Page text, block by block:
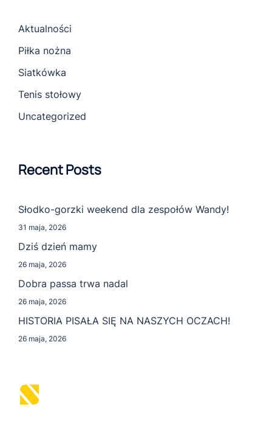
Aktualności
Piłka nożna
Siatkówka
Tenis stołowy
Uncategorized
Recent Posts
Słodko-gorzki weekend dla zespołów Wandy!
31 maja, 2026
Dziś dzień mamy
26 maja, 2026
Dobra passa trwa nadal
26 maja, 2026
HISTORIA PISAŁA SIĘ NA NASZYCH OCZACH!
26 maja, 2026